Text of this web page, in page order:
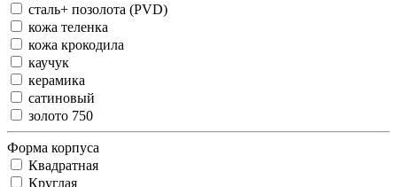
сталь+ позолота (PVD)
кожа теленка
кожа крокодила
каучук
керамика
сатиновый
золото 750
Форма корпуса
Квадратная
Круглая